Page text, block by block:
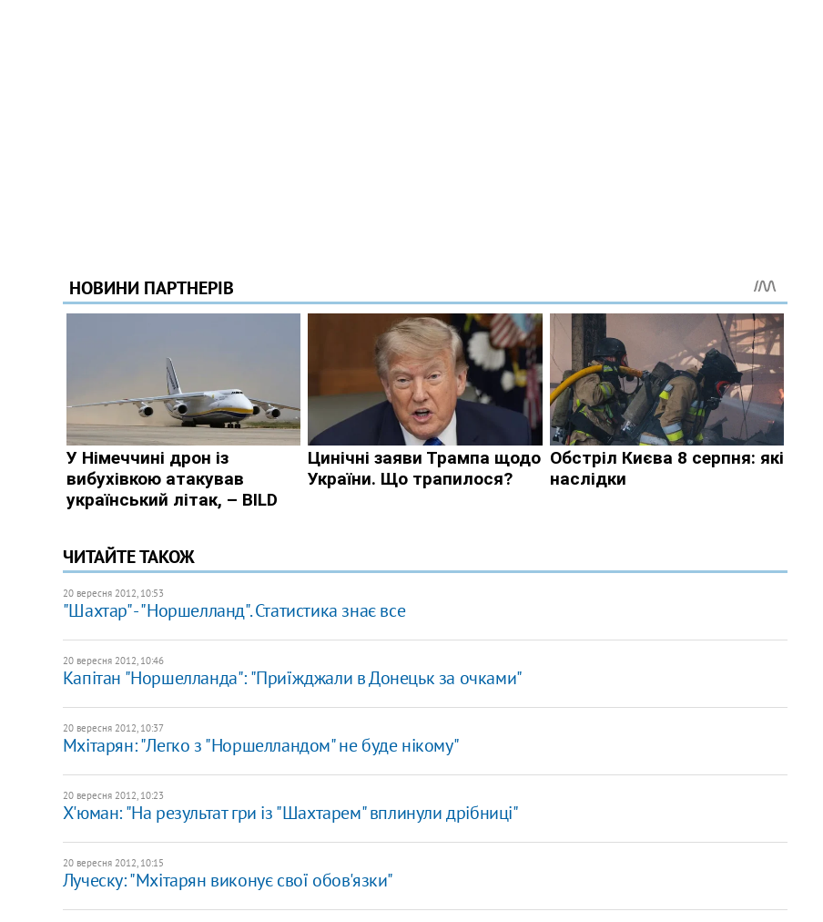
ЧИТАЙТЕ ТАКОЖ
20 вересня 2012, 10:53
"Шахтар" - "Норшелланд". Статистика знає все
20 вересня 2012, 10:46
Капітан "Норшелланда": "Приїжджали в Донецьк за очками"
20 вересня 2012, 10:37
Мхітарян: "Легко з "Норшелландом" не буде нікому"
20 вересня 2012, 10:23
Х'юман: "На результат гри із "Шахтарем" вплинули дрібниці"
20 вересня 2012, 10:15
Луческу: "Мхітарян виконує свої обов'язки"